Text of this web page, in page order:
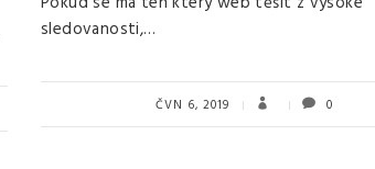
sledovanosti,…
ČVN 6, 2019 0